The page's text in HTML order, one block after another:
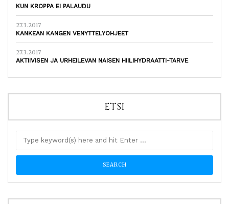
KUN KROPPA EI PALAUDU
27.3.2017
KANKEAN KANGEN VENYTTELYOHJEET
27.3.2017
AKTIIVISEN JA URHEILEVAN NAISEN HIILIHYDRAATTI-TARVE
ETSI